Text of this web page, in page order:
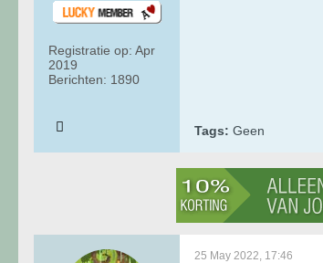
Registratie op: Apr
2019
Berichten: 1890
Tags: Geen
25 May 2022, 17:46